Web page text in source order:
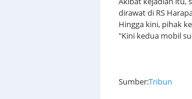
dirawat di RS
Hingga kini, pihak
"Kini kedua mobil
Sumber:Tribun